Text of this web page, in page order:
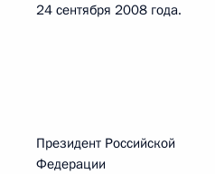
24 сентября 2008 года.
Президент Российской
Федерации